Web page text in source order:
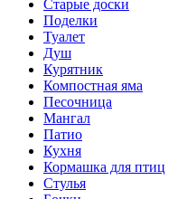
Старые доски
Поделки
Туалет
Душ
Курятник
Компостная яма
Песочница
Мангал
Патио
Кухня
Кормашка для птиц
Стулья